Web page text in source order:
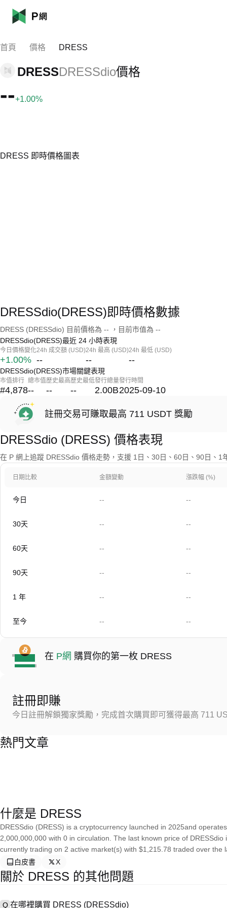
首頁 價格 DRESS
DRESSDRESSdio價格
--+1.00%
DRESS 即時價格圖表
DRESSdio(DRESS)即時價格數據
DRESS (DRESSdio) 目前價格為 -- ，目前市值為 --
DRESSdio(DRESS)最近 24 小時表現
今日價格變化
+1.00%
24h 成交額 (USD)
--
24h 最高 (USD)
--
24h 最低 (USD)
--
DRESSdio(DRESS)市場關鍵表現
市值排行
#4,878
總市值
--
歷史最高
--
歷史最低
--
發行總量
2.00B
發行時間
2025-09-10
註冊交易可賺取最高 711 USDT 獎勵
DRESSdio (DRESS) 價格表現
在 P 網上追蹤 DRESSdio 價格走勢，支援 1日、30日、60日、90日、1
日期比較 金額變動 漲跌幅 (%)
今日 -- --
30天 -- --
60天 -- --
90天 -- --
1 年 -- --
至今 -- --
在 P網 購買你的第一枚 DRESS
註冊即賺
今日註冊解鎖獨家獎勵，完成首次購買即可獲得最高 711
熱門文章
什麼是 DRESS
DRESSdio (DRESS) is a cryptocurrency launched in 2025and
2,000,000,000 with 0 in circulation. The last known price of
currently trading on 2 active market(s) with $1,215.78 traded over
白皮書
X
關於 DRESS 的其他問題
Q 在哪裡購買 DRESS (DRESSdio)